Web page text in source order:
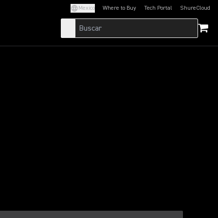
Mexico Where to Buy Tech Portal
(Opens in a new tab)ShureCloud
(Opens in a new